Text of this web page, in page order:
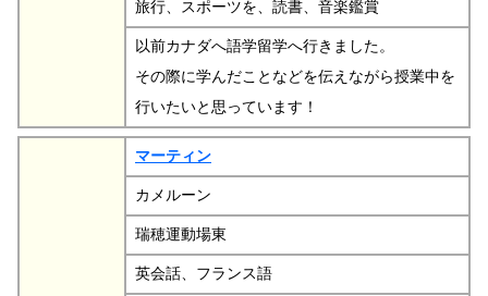
旅行、スポーツを、読書、音楽鑑賞
以前カナダへ語学留学へ行きました。
その際に学んだことなどを伝えながら授業中を
行いたいと思っています！
マーティン
カメルーン
瑞穂運動場東
英会話、フランス語